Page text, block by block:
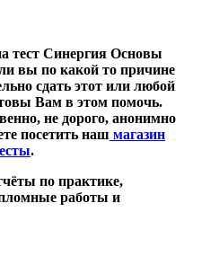
тест Синергия Основы
вы по какой то причине
сдать этот или любой
Вам в этом помочь.
не дорого, анонимно
посетить наш магазин
.
по практике,
работы и